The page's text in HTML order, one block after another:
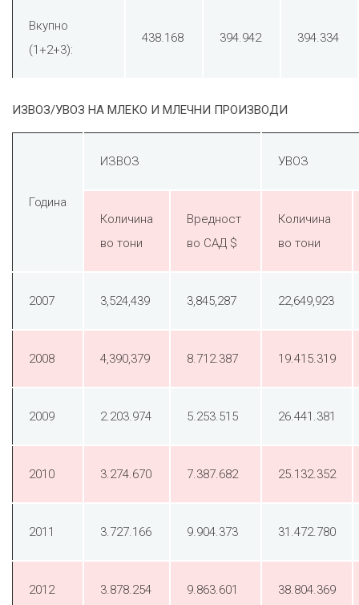
Вкупно
(1+2+3):
438.168 394.942 394.334
ИЗВОЗ/УВОЗ НА МЛЕКО И МЛЕЧНИ ПРОИЗВОДИ
Година
ИЗВОЗ УВОЗ
Количина
во тони
Вредност
во САД $
Количина
во тони
2007 3,524,439 3,845,287 22,649,923
2008 4,390,379 8.712.387 19.415.319
2009 2.203.974 5.253.515 26.441.381
2010 3.274.670 7.387.682 25.132.352
2011 3.727.166 9.904.373 31.472.780
2012 3.878.254 9.863.601 38.804.369